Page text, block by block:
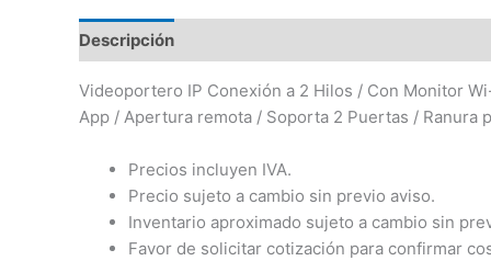
Descripción
Videoportero IP Conexión a 2 Hilos / Con Monitor
App / Apertura remota / Soporta 2 Puertas / Ranura
Precios incluyen IVA.
Precio sujeto a cambio sin previo aviso.
Inventario aproximado sujeto a cambio sin
Favor de solicitar cotización para confirmar